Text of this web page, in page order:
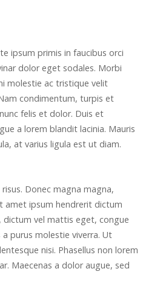
ipsum primis in faucibus orci
dolor eget sodales. Morbi
molestie ac tristique velit
condimentum, turpis et
felis et dolor. Duis et
a lorem blandit lacinia. Mauris
at varius ligula est ut diam.
Donec magna magna,
amet ipsum hendrerit dictum
dictum vel mattis eget, congue
purus molestie viverra. Ut
nisi. Phasellus non lorem
Maecenas a dolor augue, sed